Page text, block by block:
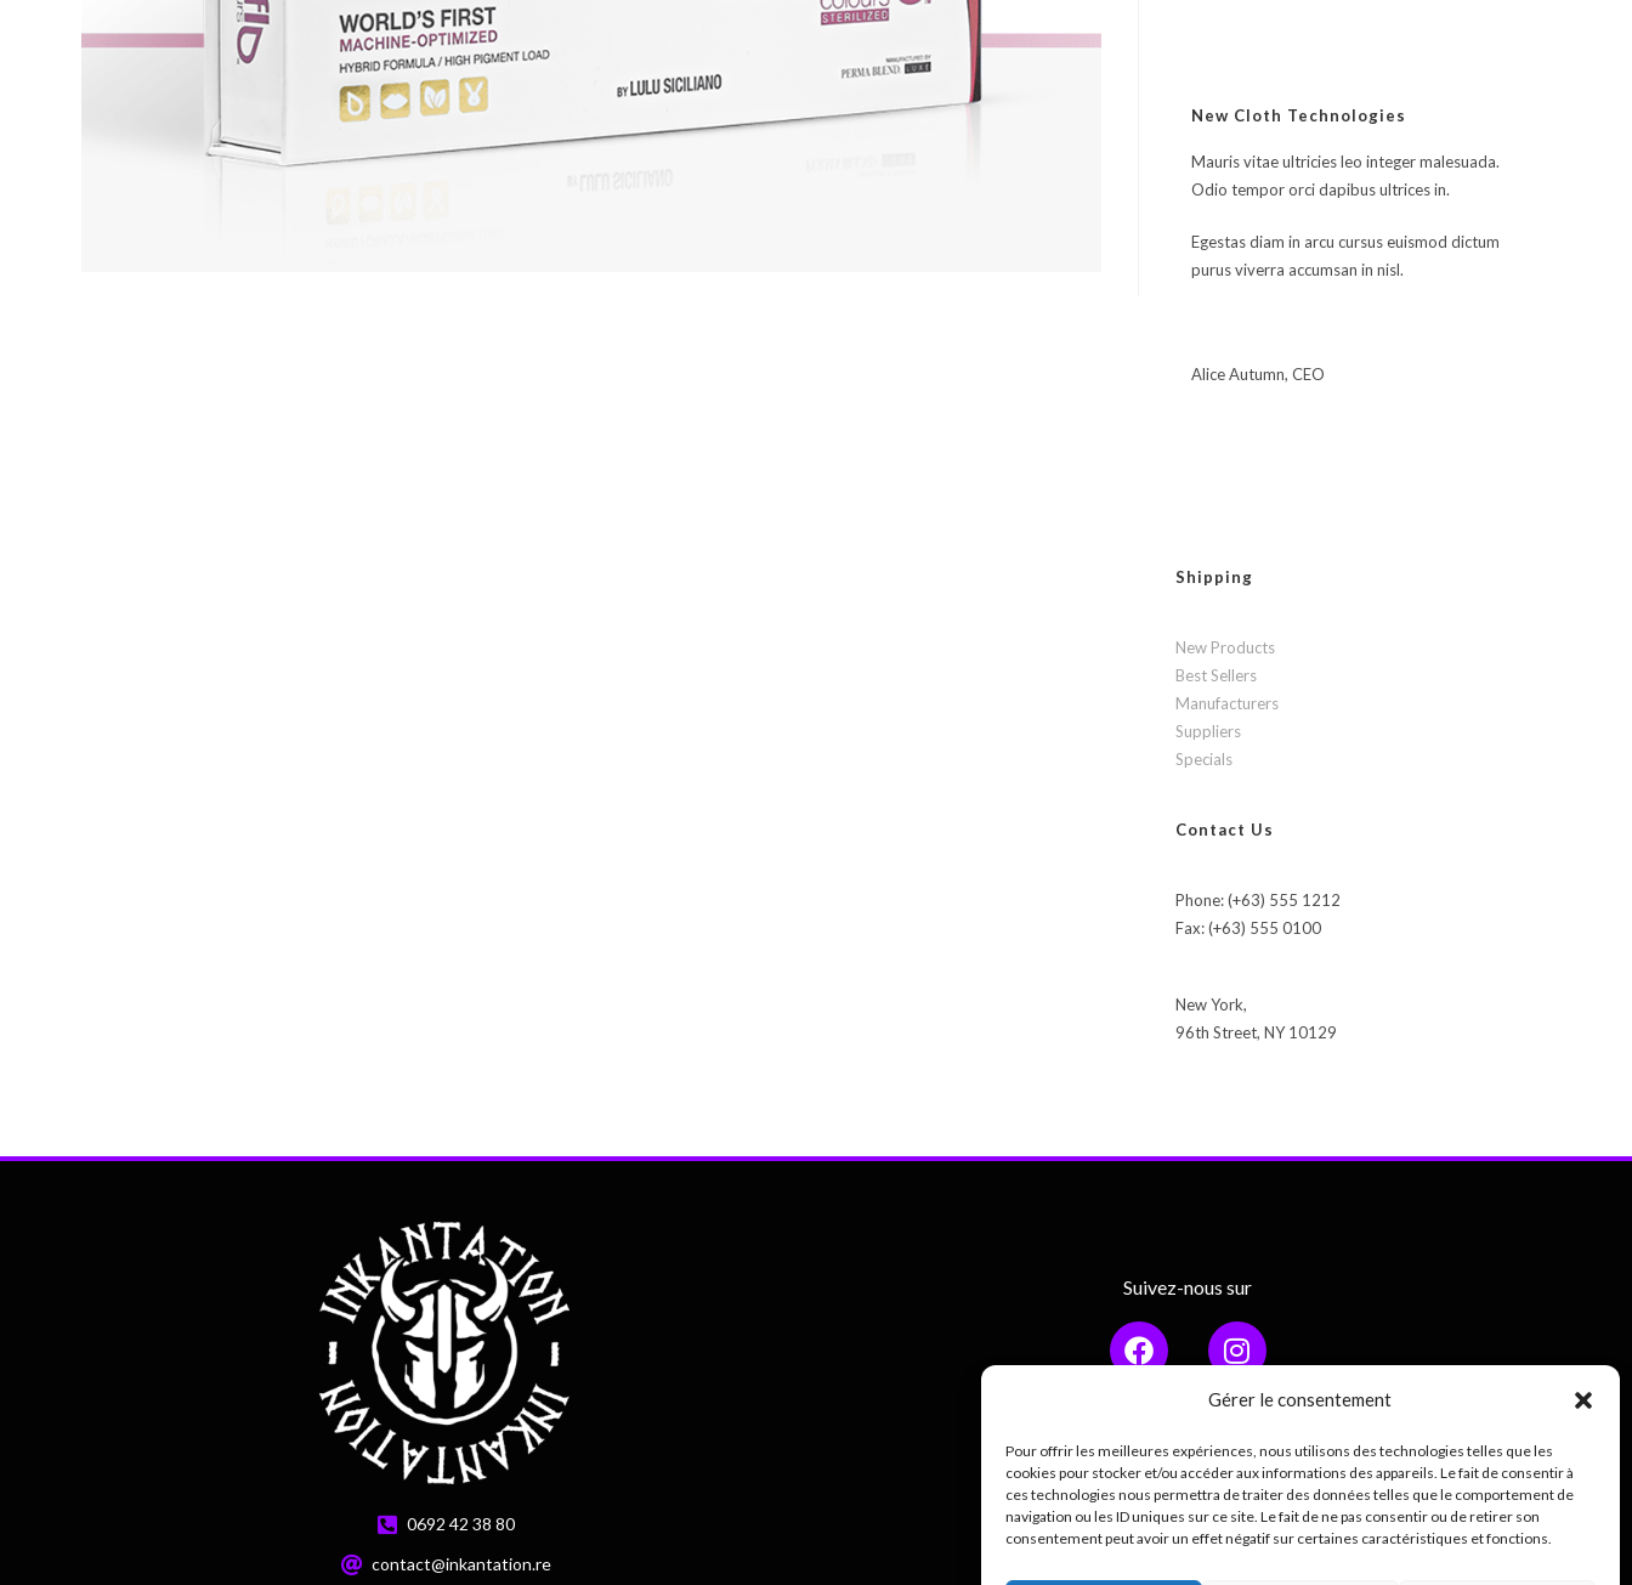
Gérer le consentement
Pour offrir les meilleures expériences, nous utilisons des technologies telles que les
cookies pour stocker et/ou accéder aux informations des appareils. Le fait de consentir à
ces technologies nous permettra de traiter des données telles que le comportement de
navigation ou les ID uniques sur ce site. Le fait de ne pas consentir ou de retirer son
consentement peut avoir un effet négatif sur certaines caractéristiques et fonctions.
New Cloth Technologies
Mauris vitae ultricies leo integer malesuada.
Odio tempor orci dapibus ultrices in.
Egestas diam in arcu cursus euismod dictum
purus viverra accumsan in nisl.
Alice Autumn, CEO
Shipping
New Products
Best Sellers
Manufacturers
Suppliers
Specials
Contact Us
Phone: (+63) 555 1212
Fax: (+63) 555 0100
New York,
96th Street, NY 10129
0692 42 38 80
contact@inkantation.re
Suivez-nous sur
Mentions légales
Politique de confidentialité (RGPD)